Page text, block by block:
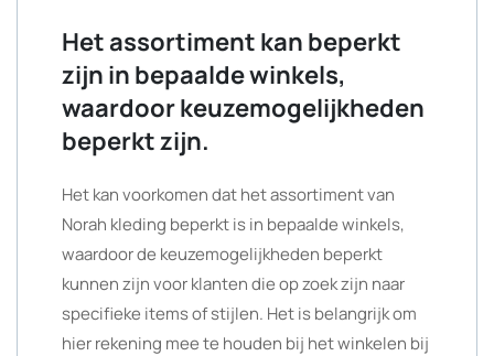
Het assortiment kan beperkt
zijn in bepaalde winkels,
waardoor keuzemogelijkheden
beperkt zijn.
Het kan voorkomen dat het assortiment van
Norah kleding beperkt is in bepaalde winkels,
waardoor de keuzemogelijkheden beperkt
kunnen zijn voor klanten die op zoek zijn naar
specifieke items of stijlen. Het is belangrijk om
hier rekening mee te houden bij het winkelen bij